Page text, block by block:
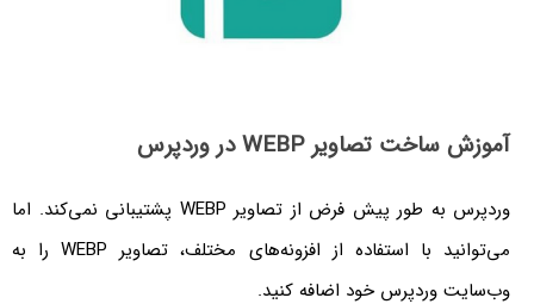
آموزش ساخت تصاویر WEBP در وردپرس
وردپرس به طور پیش فرض از تصاویر WEBP پشتیبانی نمی‌کند. اما
می‌توانید با استفاده از افزونه‌های مختلف، تصاویر WEBP را به
وب‌سایت وردپرس خود اضافه کنید.